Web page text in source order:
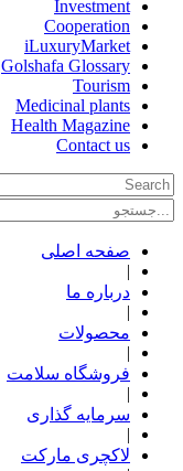
Investment
Cooperation
iLuxuryMarket
Golshafa Glossary
Tourism
Medicinal plants
Health Magazine
Contact us
صفحه اصلی
|
درباره ما
|
محصولات
|
فروشگاه سلامت
|
سرمایه گذاری
|
لاکچری مارکت